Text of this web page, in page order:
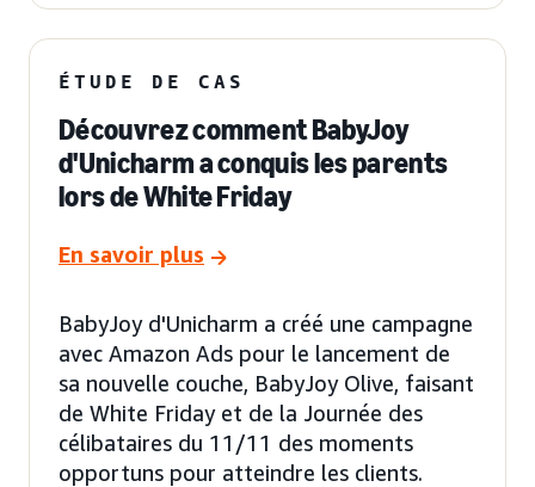
ÉTUDE DE CAS
Découvrez comment BabyJoy
d'Unicharm a conquis les parents
lors de White Friday
En savoir plus
BabyJoy d'Unicharm a créé une campagne
avec Amazon Ads pour le lancement de
sa nouvelle couche, BabyJoy Olive, faisant
de White Friday et de la Journée des
célibataires du 11/11 des moments
opportuns pour atteindre les clients.